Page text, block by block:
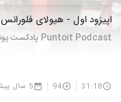
اپیزود اول - هیولای فلورانس
Puntoit Podcast پادکست پونتوایت
31:18
94 5 سال پیش